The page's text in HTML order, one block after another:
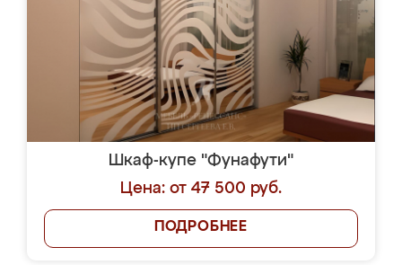
Шкаф-купе "Фунафути"
Цена: от 47 500 руб.
ПОДРОБНЕЕ